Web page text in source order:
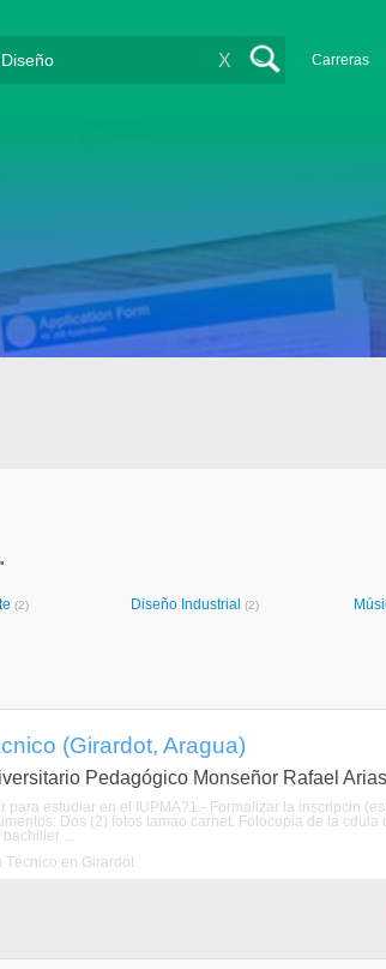
Carreras
X
(2) Diseño Industrial (2)
(Girardot, Aragua)
Pedagógico Monseñor Rafael
para estudiar en el IUPMA?1.- Formalizar la inscripcin
Dos (2) fotos tamao carnet. Fotocopia de la
...
Técnico en Girardot